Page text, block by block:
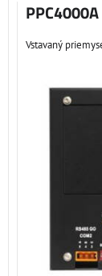
PPC4000A
Vstavaný